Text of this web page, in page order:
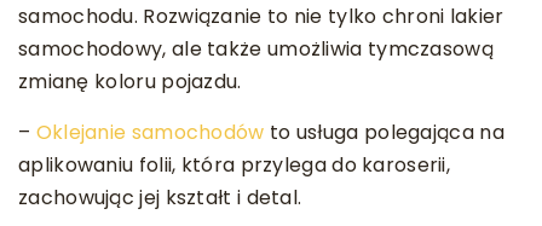
samochodu. Rozwiązanie to nie tylko chroni lakier
samochodowy, ale także umożliwia tymczasową
zmianę koloru pojazdu.
– Oklejanie samochodów to usługa polegająca na
aplikowaniu folii, która przylega do karoserii,
zachowując jej kształt i detal.